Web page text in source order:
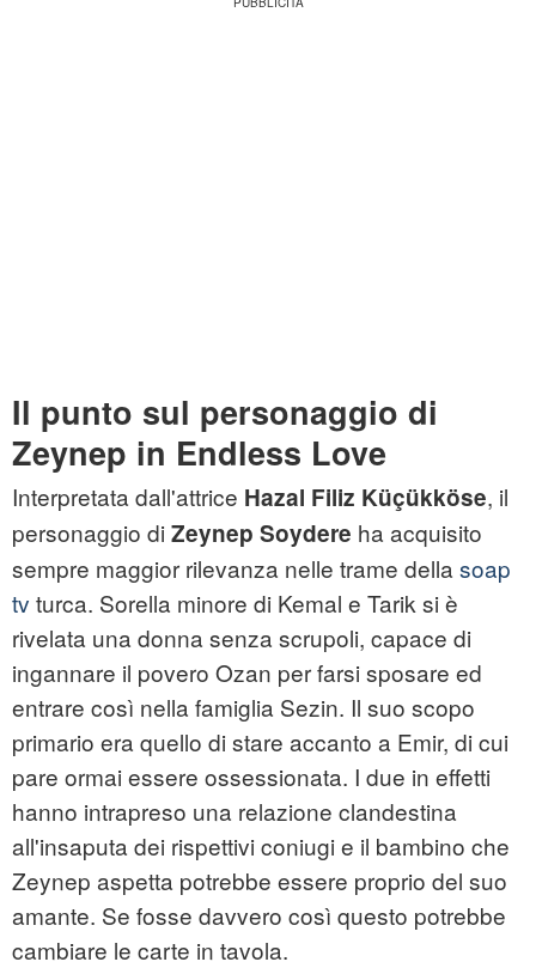
Il punto sul personaggio di
Zeynep in Endless Love
Interpretata dall'attrice Hazal Filiz Küçükköse, il
personaggio di Zeynep Soydere ha acquisito
sempre maggior rilevanza nelle trame della soap
tv turca. Sorella minore di Kemal e Tarik si è
rivelata una donna senza scrupoli, capace di
ingannare il povero Ozan per farsi sposare ed
entrare così nella famiglia Sezin. Il suo scopo
primario era quello di stare accanto a Emir, di cui
pare ormai essere ossessionata. I due in effetti
hanno intrapreso una relazione clandestina
all'insaputa dei rispettivi coniugi e il bambino che
Zeynep aspetta potrebbe essere proprio del suo
amante. Se fosse davvero così questo potrebbe
cambiare le carte in tavola.